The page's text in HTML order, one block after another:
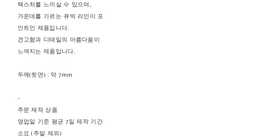
텍스처를 느끼실 수 있으며,
가운데를 가르는 큐빅 라인이 포
인트인 제품입니다.
견고함과 디테일의 아름다움이
느껴지는 제품입니다.
두께(윗면) : 약 7mm
-
주문 제작 상품
영업일 기준 평균 7일 제작 기간
소요 (주말 제외)